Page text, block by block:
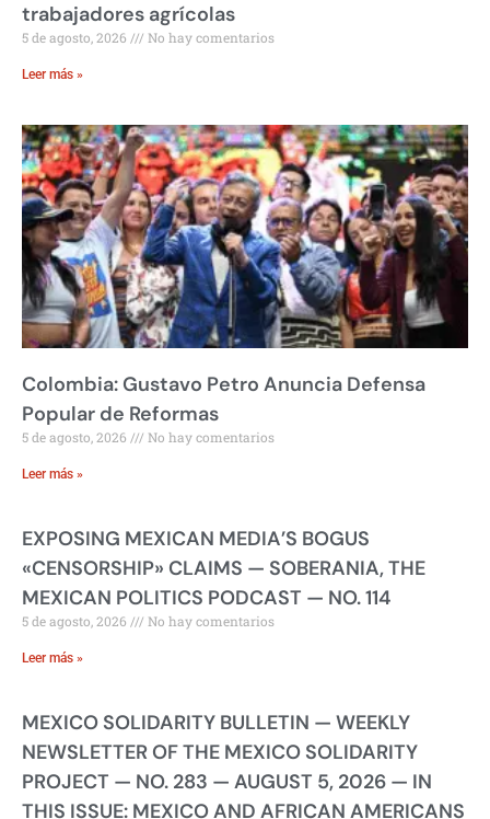
trabajadores agrícolas
5 de agosto, 2026 No hay comentarios
Leer más »
Colombia: Gustavo Petro Anuncia Defensa
Popular de Reformas
5 de agosto, 2026 No hay comentarios
Leer más »
EXPOSING MEXICAN MEDIA’S BOGUS
«CENSORSHIP» CLAIMS — SOBERANIA, THE
MEXICAN POLITICS PODCAST — NO. 114
5 de agosto, 2026 No hay comentarios
Leer más »
MEXICO SOLIDARITY BULLETIN — WEEKLY
NEWSLETTER OF THE MEXICO SOLIDARITY
PROJECT — NO. 283 — AUGUST 5, 2026 — IN
THIS ISSUE: MEXICO AND AFRICAN AMERICANS